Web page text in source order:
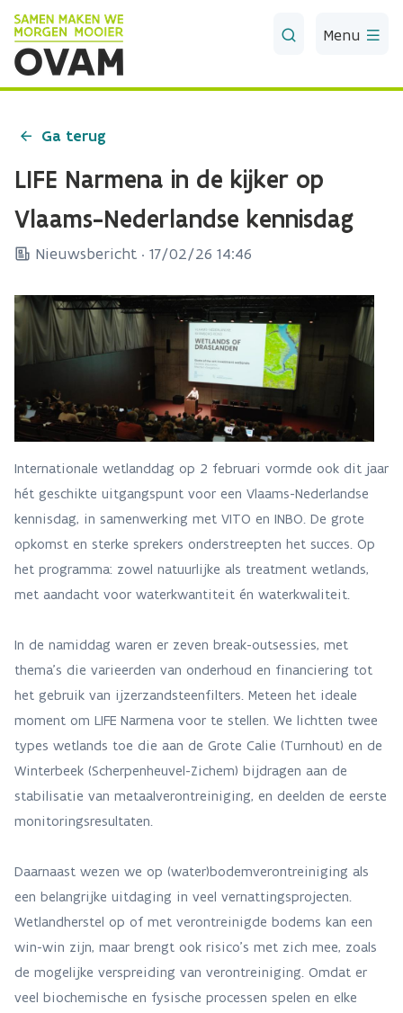
Skip to Main Content
Menu
Ga terug
LIFE Narmena in de kijker op
Vlaams-Nederlandse kennisdag
Nieuwsbericht · 17/02/26 14:46
Internationale wetlanddag op 2 februari vormde ook dit jaar
hét geschikte uitgangspunt voor een Vlaams-Nederlandse
kennisdag, in samenwerking met VITO en INBO. De grote
opkomst en sterke sprekers onderstreepten het succes. Op
het programma: zowel natuurlijke als treatment wetlands,
met aandacht voor waterkwantiteit én waterkwaliteit.
In de namiddag waren er zeven break-outsessies, met
thema’s die varieerden van onderhoud en financiering tot
het gebruik van ijzerzandsteenfilters. Meteen het ideale
moment om LIFE Narmena voor te stellen. We lichtten twee
types wetlands toe die aan de Grote Calie (Turnhout) en de
Winterbeek (Scherpenheuvel-Zichem) bijdragen aan de
stabilisatie van metaalverontreiniging, en deelden de eerste
monitoringsresultaten.
Daarnaast wezen we op (water)bodemverontreiniging als
een belangrijke uitdaging in veel vernattingsprojecten.
Wetlandherstel op of met verontreinigde bodems kan een
win-win zijn, maar brengt ook risico’s met zich mee, zoals
de mogelijke verspreiding van verontreiniging. Omdat er
veel biochemische en fysische processen spelen en elke